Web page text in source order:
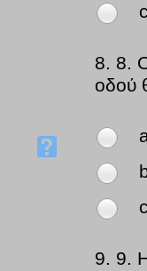
8. 8.
οδού
9. 9.